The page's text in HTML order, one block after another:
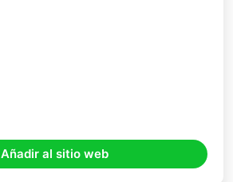
Añadir al sitio web